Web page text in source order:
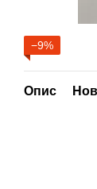
−9%
Опис